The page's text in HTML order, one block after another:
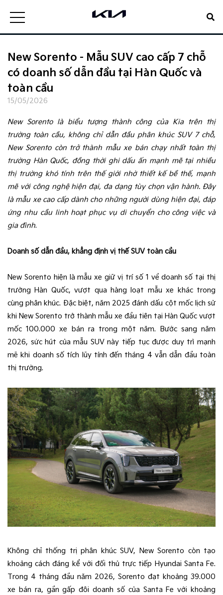
New Sorento - Mẫu SUV cao cấp 7 chỗ
có doanh số dẫn đầu tại Hàn Quốc và
toàn cầu
15/05/2026
New Sorento là biểu tượng thành công của Kia trên thị
trường toàn cầu, không chỉ dẫn đầu phân khúc SUV 7 chỗ,
New Sorento còn trở thành mẫu xe bán chạy nhất toàn thị
trường Hàn Quốc, đồng thời ghi dấu ấn mạnh mẽ tại nhiều
thị trường khó tính trên thế giới nhờ thiết kế bề thế, mạnh
mẽ với công nghệ hiện đại, đa dạng tùy chọn vận hành. Đây
là mẫu xe cao cấp dành cho những người dùng hiện đại, đáp
ứng nhu cầu linh hoạt phục vụ di chuyển cho công việc và
gia đình.
Doanh số dẫn đầu, khẳng định vị thế SUV toàn cầu
New Sorento hiện là mẫu xe giữ vị trí số 1 về doanh số tại thị
trường Hàn Quốc, vượt qua hàng loạt mẫu xe khác trong
cùng phân khúc. Đặc biệt, năm 2025 đánh dấu cột mốc lịch sử
khi New Sorento trở thành mẫu xe đầu tiên tại Hàn Quốc vượt
mốc 100.000 xe bán ra trong một năm. Bước sang năm
2026, sức hút của mẫu SUV này tiếp tục được duy trì mạnh
mẽ khi doanh số tích lũy tính đến tháng 4 vẫn dẫn đầu toàn
thị trường.
Không chỉ thống trị phân khúc SUV, New Sorento còn tạo
khoảng cách đáng kể với đối thủ trực tiếp Hyundai Santa Fe.
Trong 4 tháng đầu năm 2026, Sorento đạt khoảng 39.000
xe bán ra, gần gấp đôi doanh số của Santa Fe với khoảng